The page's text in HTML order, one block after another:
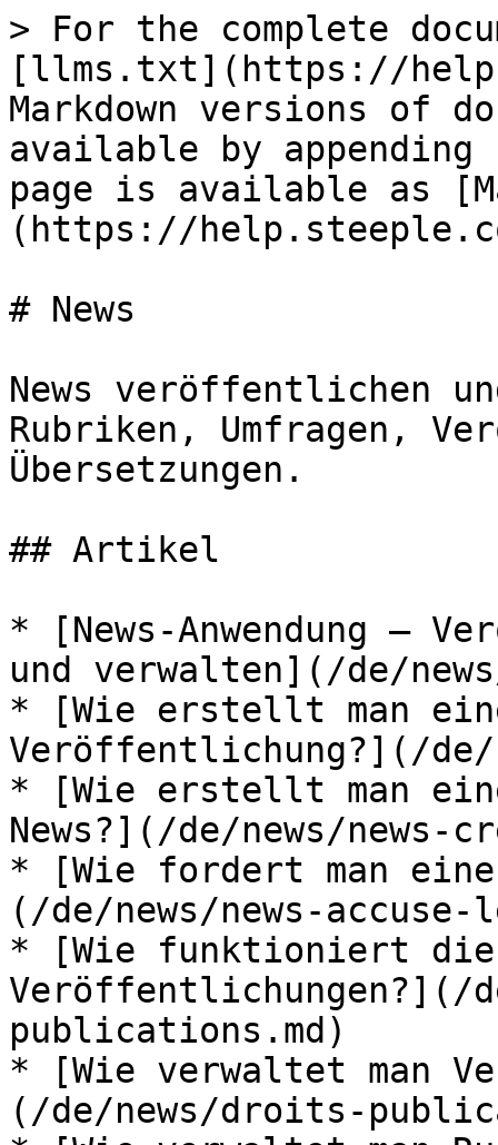
> For the complete
[llms.txt](https://
Markdown versions of
available by
page is available as
(https://
# News
News veröffentlichen
Rubriken, Umfragen,
Übersetzungen.
## Artikel
* [News-Anwendung —
und verwalten](/de/
* [Wie erstellt man
Veröffentlichung?](/de/
* [Wie erstellt man
News?](/de/news/news-
* [Wie fordert man
(/de/news/news-
* [Wie funktioniert die
Veröffentlichungen?](/
publications.md)
* [Wie verwaltet man
(/de/news/droits-